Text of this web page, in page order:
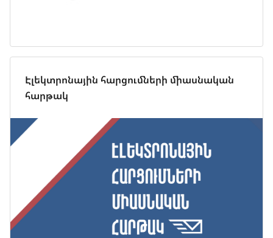
Էլեկտրոնային հարցումների միասնական
հարթակ